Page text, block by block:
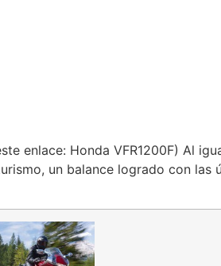
enlace: Honda VFR1200F) Al
un balance logrado con las